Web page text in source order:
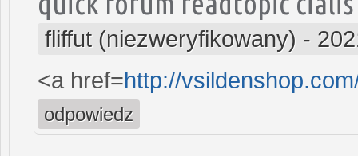
fliffut (niezweryfikowany) -
<a href=http://
odpowiedz